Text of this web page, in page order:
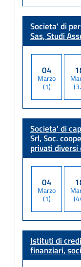
Societa' di
Sas, Studi
04
Marzo
(1)
Societa' di
Srl, Soc.
privati
04
Marzo
(1)
Istituti di
finanziari,